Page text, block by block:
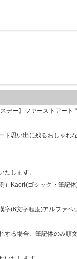
デー】ファーストアート
ト思い出に残るおしゃれな
たします。
）Kaori(ゴシック・筆
字(6文字程度)アルファベ
する場合、筆記体のみ頭